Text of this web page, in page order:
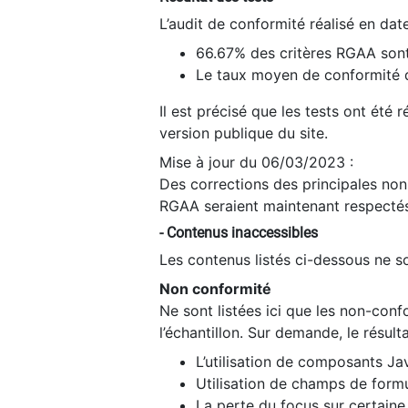
L’audit de conformité réalisé en
66.67% des critères RGAA
Le taux moyen de conformité
Il est précisé que les tests ont été
version publique du site.
Mise à jour du 06/03/2023 :
Des corrections des principales
RGAA seraient maintenant
- Contenus inaccessibles
Les contenus listés ci-dessous ne
Non conformité
Ne sont listées ici que les non-
l’échantillon. Sur demande, le
L’utilisation de composants
Utilisation de champs de